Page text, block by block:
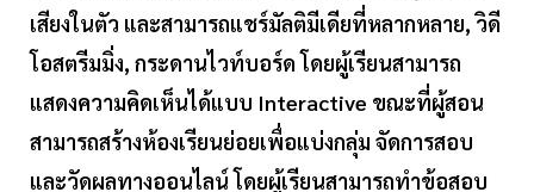
เสียงในตัว และสามารถแชร์มัลติมีเดียที่หลากหลาย, วิดี
โอสตรีมมิ่ง, กระดานไวท์บอร์ด โดยผู้เรียนสามารถ
แสดงความคิดเห็นได้แบบ Interactive ขณะที่ผู้สอน
สามารถสร้างห้องเรียนย่อยเพื่อแบ่งกลุ่ม จัดการสอบ
และวัดผลทางออนไลน์ โดยผู้เรียนสามารถทำข้อสอบ